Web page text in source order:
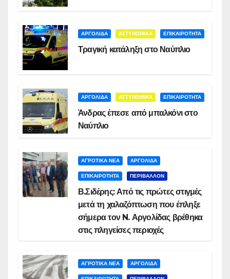
ΑΡΓΟΛΙΔΑ ΑΣΤΥΝΟΜΙΚΑ ΕΠΙΚΑΙΡΟΤΗΤΑ
Τραγική κατάληξη στο Ναύπλιο
ΑΡΓΟΛΙΔΑ ΑΣΤΥΝΟΜΙΚΑ ΕΠΙΚΑΙΡΟΤΗΤΑ
Άνδρας έπεσε από μπαλκόνι στο
Ναύπλιο
ΑΓΡΟΤΙΚΑ ΝΕΑ ΑΡΓΟΛΙΔΑ
ΕΠΙΚΑΙΡΟΤΗΤΑ ΠΕΡΙΒΑΛΛΟΝ
Β.Σιδέρης: Από τις πρώτες στιγμές
μετά τη χαλαζόπτωση που έπληξε
σήμερα τον N. Αργολίδας βρέθηκα
στις πληγείσες περιοχές
ΑΓΡΟΤΙΚΑ ΝΕΑ ΑΡΓΟΛΙΔΑ